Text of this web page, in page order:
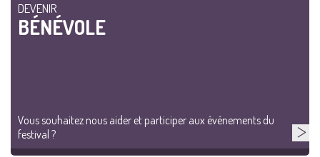
DEVENIR
BÉNÉVOLE
Vous souhaitez nous aider et participer aux événements du
festival ?